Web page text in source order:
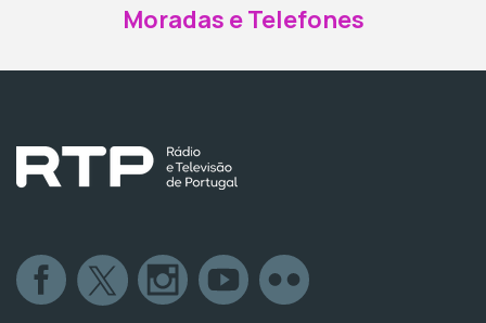
Moradas e Telefones